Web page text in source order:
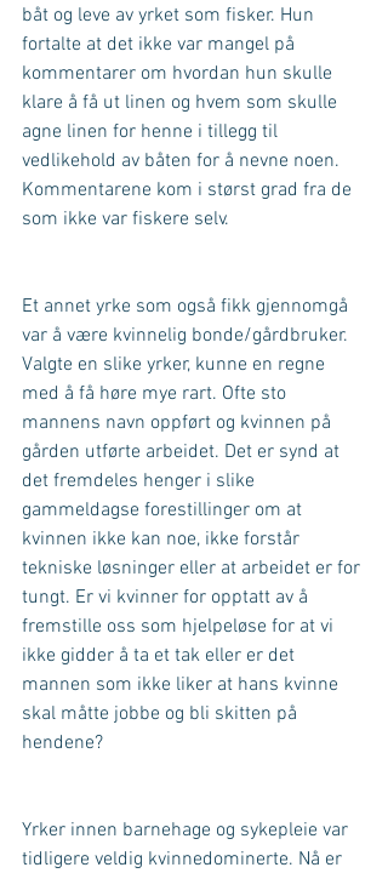
båt og leve av yrket som fisker. Hun
fortalte at det ikke var mangel på
kommentarer om hvordan hun skulle
klare å få ut linen og hvem som skulle
agne linen for henne i tillegg til
vedlikehold av båten for å nevne noen.
Kommentarene kom i størst grad fra de
som ikke var fiskere selv.
Et annet yrke som også fikk gjennomgå
var å være kvinnelig bonde/gårdbruker.
Valgte en slike yrker, kunne en regne
med å få høre mye rart. Ofte sto
mannens navn oppført og kvinnen på
gården utførte arbeidet. Det er synd at
det fremdeles henger i slike
gammeldagse forestillinger om at
kvinnen ikke kan noe, ikke forstår
tekniske løsninger eller at arbeidet er for
tungt. Er vi kvinner for opptatt av å
fremstille oss som hjelpeløse for at vi
ikke gidder å ta et tak eller er det
mannen som ikke liker at hans kvinne
skal måtte jobbe og bli skitten på
hendene?
Yrker innen barnehage og sykepleie var
tidligere veldig kvinnedominerte. Nå er